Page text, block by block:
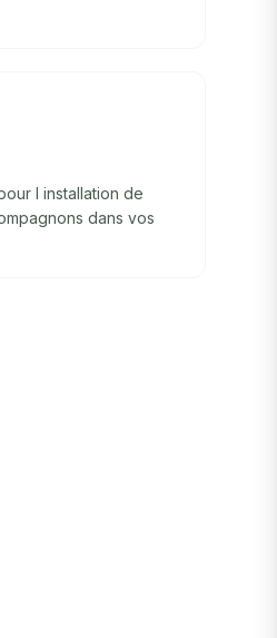
l installation de
dans vos